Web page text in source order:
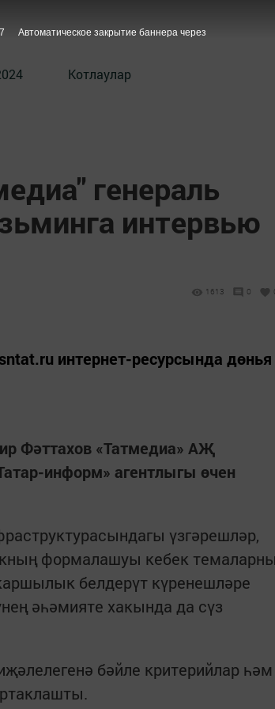
Котлаулар
генераль
интервью
1613 0
интернет-ресурсында дөнья
Фәттахов «Татмедиа» АҖ
информ» агентлыгы өчен
үзгәрешләр,
формалашуы кебек
белдерүт күренешләре
әһәмияте хакында да сүз
бәйле критерийлар һәм
6 Автоматическое закрытие баннера через